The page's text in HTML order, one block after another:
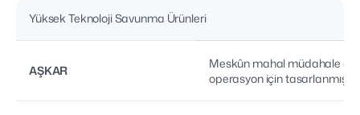
Yüksek Teknoloji Savunma Ürünleri
AŞKAR
Meskûn mahal müdahale
operasyon için tasarlanmıştır.